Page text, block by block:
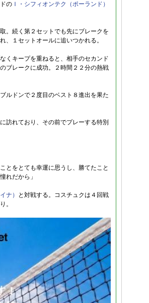
の Ｉ・シフィオンテク（ポーランド）
。続く第２セットでも先にブレークを
、１セットオールに追いつかれる。
くキープを重ねると、相手のセカンド
ブレークに成功。２時間２２分の熱戦
ルドンで２度目のベスト８進出を果た
訪れており、その前でプレーする特別
とをとても幸運に思うし、勝てたこと
れだから」
ナ）
と対戦する。コスチュクは４回戦
。